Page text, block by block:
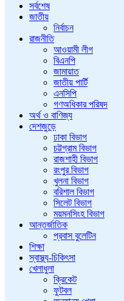
সর্বশেষ
জাতীয়
নির্বাচন
রাজনীতি
আওয়ামী লীগ
বিএনপি
জামায়াত
জাতীয় পার্টি
এনসিপি
গণঅধিকার পরিষদ
অর্থ ও বাণিজ্য
দেশজুড়ে
ঢাকা বিভাগ
চট্টগ্রাম বিভাগ
রাজশাহী বিভাগ
রংপুর বিভাগ
খুলনা বিভাগ
বরিশাল বিভাগ
সিলেট বিভাগ
ময়মনসিংহ বিভাগ
আন্তর্জাতিক
প্রবাস বুলেটিন
শিক্ষা
স্বাস্থ্য-চিকিৎসা
খেলাধুলা
ক্রিকেট
ফুটবল